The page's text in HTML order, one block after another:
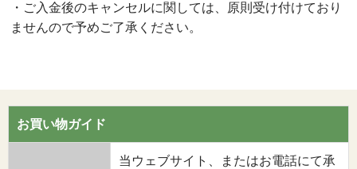
・ご入金後のキャンセルに関しては、原則受け付けており
ませんので予めご了承ください。
お買い物ガイド
当ウェブサイト、またはお電話にて承